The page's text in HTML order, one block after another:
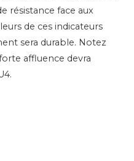
résistance face aux
de ces indicateurs
sera durable. Notez
affluence devra